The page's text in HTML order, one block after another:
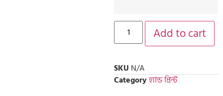
Add to cart
SKU N/A
Categoryহ্যান্ড প্রিন্ট